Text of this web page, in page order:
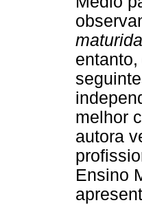
melhor
autora
Ensino